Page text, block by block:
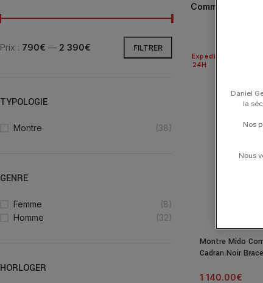
FILTRER
Prix : 790€ — 2 390€
TYPOLOGIE
Montre (38)
GENRE
Femme
(8)
Homme
(32)
HORLOGER
Commander
24H
Expédié
Montre Mido
Cadran Noir
1 140.00€
Daniel
la
Nos
Nous